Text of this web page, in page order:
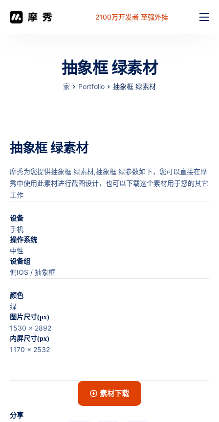
2100万开发者 至强外挂
抽象框 绿素材
家 Portfolio 抽象框 绿素材
抽象框 绿素材
摩秀为您提供抽象框 绿素材,抽象框 绿参数如下，您可以直接在摩
秀中使用此素材进行截图设计，也可以下载这个素材用于您的其它
工作
设备
手机
操作系统
中性
设备组
偏IOS / 抽象框
颜色
绿
图片尺寸(px)
1530 x 2892
内屏尺寸(px)
1170 x 2532
素材下载
分享